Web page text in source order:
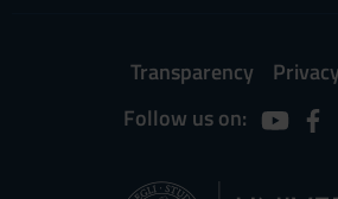
Transparency
Follow us on: